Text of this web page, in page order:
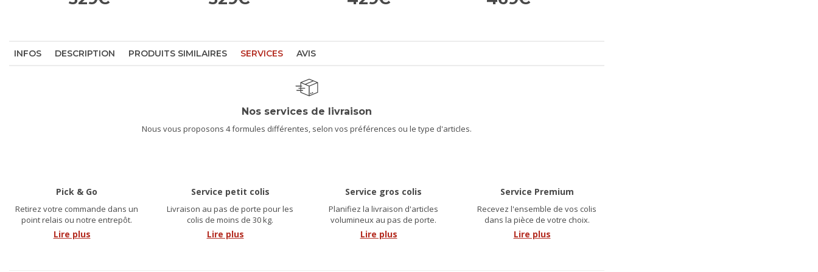
INFOS DESCRIPTION PRODUITS SIMILAIRES SERVICES AVIS
Nos services de livraison
Nous vous proposons 4 formules différentes, selon vos préférences ou le type d'articles.
Pick & Go
Retirez votre commande dans un
point relais ou notre entrepôt.
Lire plus
Service petit colis
Livraison au pas de porte pour les
colis de moins de 30 kg.
Lire plus
Service gros colis
Planifiez la livraison d'articles
volumineux au pas de porte.
Lire plus
Service Premium
Recevez l'ensemble de vos colis
dans la pièce de votre choix.
Lire plus